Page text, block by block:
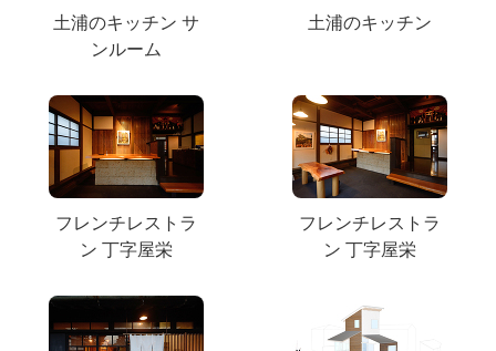
土浦のキッチン サ
ンルーム
土浦のキッチン
フレンチレストラ
ン 丁字屋栄
フレンチレストラ
ン 丁字屋栄